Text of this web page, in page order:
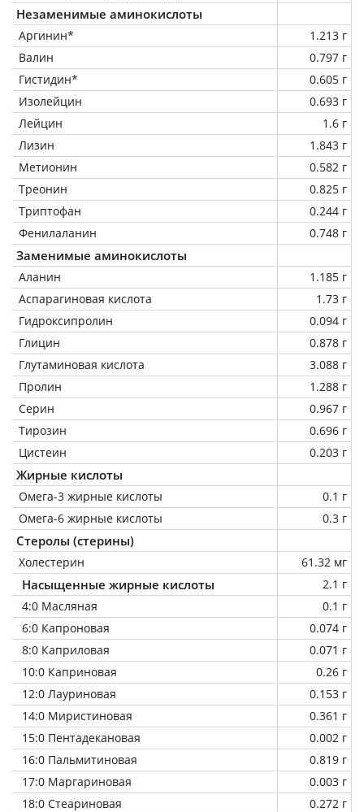
Незаменимые аминокислоты
Аргинин*
1.213 г
Валин
0.797 г
Гистидин*
0.605 г
Изолейцин
0.693 г
Лейцин
1.6 г
Лизин
1.843 г
Метионин
0.582 г
Треонин
0.825 г
Триптофан
0.244 г
Фенилаланин
0.748 г
Заменимые аминокислоты
Аланин
1.185 г
Аспарагиновая кислота
1.73 г
Гидроксипролин
0.094 г
Глицин
0.878 г
Глутаминовая кислота
3.088 г
Пролин
1.288 г
Серин
0.967 г
Тирозин
0.696 г
Цистеин
0.203 г
Жирные кислоты
Омега-3 жирные кислоты
0.1 г
Омега-6 жирные кислоты
0.3 г
Стеролы (стерины)
Холестерин 61.32 мг
Насыщенные жирные кислоты
2.1 г
4:0 Масляная
0.1 г
6:0 Капроновая
0.074 г
8:0 Каприловая
0.071 г
10:0 Каприновая
0.26 г
12:0 Лауриновая
0.153 г
14:0 Миристиновая
0.361 г
15:0 Пентадекановая
0.002 г
16:0 Пальмитиновая
0.819 г
17:0 Маргариновая
0.003 г
18:0 Стеариновая
0.272 г